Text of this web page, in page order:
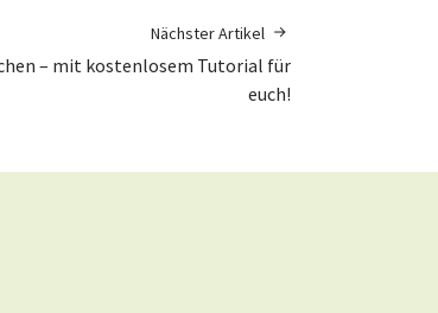
Nächster Artikel
– mit kostenlosem Tutorial für
euch!